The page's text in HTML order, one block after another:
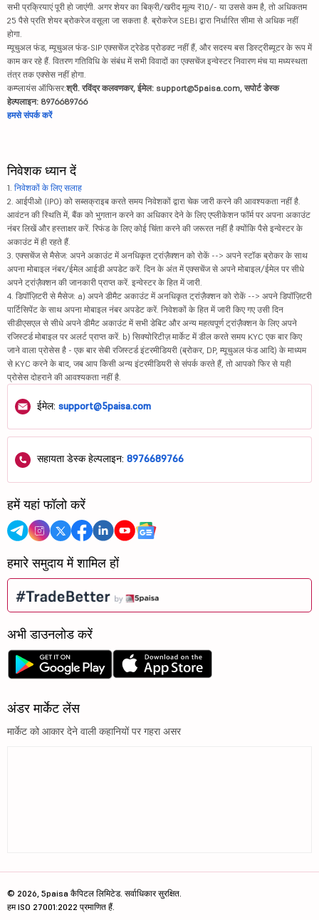
सभी प्रक्रियाएं पूरी हो जाएंगी. अगर शेयर का बिक्री/खरीद मूल्य ₹10/- या उससे कम है, तो अधिकतम
25 पैसे प्रति शेयर ब्रोकरेज वसूला जा सकता है. ब्रोकरेज SEBI द्वारा निर्धारित सीमा से अधिक नहीं
होगा.
म्यूचुअल फंड, म्यूचुअल फंड-SIP एक्सचेंज ट्रेडेड प्रोडक्ट नहीं हैं, और सदस्य बस डिस्ट्रीब्यूटर के रूप में
काम कर रहे हैं. वितरण गतिविधि के संबंध में सभी विवादों का एक्सचेंज इन्वेस्टर निवारण मंच या मध्यस्थता
तंत्र तक एक्सेस नहीं होगा.
कम्प्लायंस ऑफिसर:श्री. रविंद्र कलवणकर, ईमेल: support@5paisa.com, सपोर्ट डेस्क
हेल्पलाइन: 8976689766
हमसे संपर्क करें
निवेशक ध्यान दें
1. निवेशकों के लिए सलाह
2. आईपीओ (IPO) को सब्सक्राइब करते समय निवेशकों द्वारा चेक जारी करने की आवश्यकता नहीं है.
आवंटन की स्थिति में, बैंक को भुगतान करने का अधिकार देने के लिए एप्लीकेशन फॉर्म पर अपना अकाउंट
नंबर लिखें और हस्ताक्षर करें. रिफंड के लिए कोई चिंता करने की जरूरत नहीं है क्योंकि पैसे इन्वेस्टर के
अकाउंट में ही रहते हैं.
3. एक्सचेंज से मैसेज: अपने अकाउंट में अनधिकृत ट्रांज़ैक्शन को रोकें --> अपने स्टॉक ब्रोकर के साथ
अपना मोबाइल नंबर/ईमेल आईडी अपडेट करें. दिन के अंत में एक्सचेंज से अपने मोबाइल/ईमेल पर सीधे
अपने ट्रांज़ैक्शन की जानकारी प्राप्त करें. इन्वेस्टर के हित में जारी.
4. डिपॉज़िटरी से मैसेज: a) अपने डीमैट अकाउंट में अनधिकृत ट्रांज़ैक्शन को रोकें --> अपने डिपॉज़िटरी
पार्टिसिपेंट के साथ अपना मोबाइल नंबर अपडेट करें. निवेशकों के हित में जारी किए गए उसी दिन
सीडीएसएल से सीधे अपने डीमैट अकाउंट में सभी डेबिट और अन्य महत्वपूर्ण ट्रांज़ैक्शन के लिए अपने
रजिस्टर्ड मोबाइल पर अलर्ट प्राप्त करें. b) सिक्योरिटीज़ मार्केट में डील करते समय KYC एक बार किए
जाने वाला प्रोसेस है - एक बार सेबी रजिस्टर्ड इंटरमीडियरी (ब्रोकर, DP, म्यूचुअल फंड आदि) के माध्यम
से KYC करने के बाद, जब आप किसी अन्य इंटरमीडियरी से संपर्क करते हैं, तो आपको फिर से यही
प्रोसेस दोहराने की आवश्यकता नहीं है.
ईमेल: support@5paisa.com
सहायता डेस्क हेल्पलाइन: 8976689766
हमें यहां फॉलो करें
हमारे समुदाय में शामिल हों
अभी डाउनलोड करें
अंडर मार्केट लेंस
मार्केट को आकार देने वाली कहानियों पर गहरा असर
© 2026, 5paisa कैपिटल लिमिटेड. सर्वाधिकार सुरक्षित.
हम ISO 27001:2022 प्रमाणित हैं.